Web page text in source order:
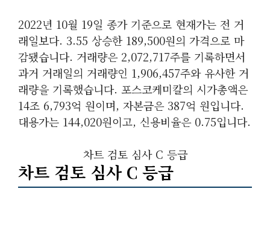
2022년 10월 19일 종가 기준으로 현재가는 전 거
래일보다. 3.55 상승한 189,500원의 가격으로 마
감됐습니다. 거래량은 2,072,717주를 기록하면서
과거 거래일의 거래량인 1,906,457주와 유사한 거
래량을 기록했습니다. 포스코케미칼의 시가총액은
14조 6,793억 원이며, 자본금은 387억 원입니다.
대용가는 144,020원이고, 신용비율은 0.75입니다.
차트 검토 심사 C 등급
차트 검토 심사 C 등급